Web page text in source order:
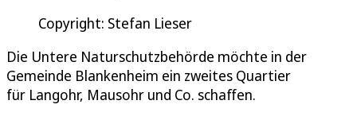
Copyright: Stefan Lieser
Die Untere Naturschutzbehörde möchte in der
Gemeinde Blankenheim ein zweites Quartier
für Langohr, Mausohr und Co. schaffen.